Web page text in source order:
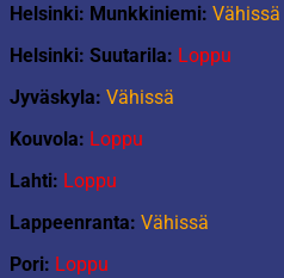
Helsinki: Munkkiniemi: Vähissä
Helsinki: Suutarila: Loppu
Jyväskyla: Vähissä
Kouvola: Loppu
Lahti: Loppu
Lappeenranta: Vähissä
Pori: Loppu